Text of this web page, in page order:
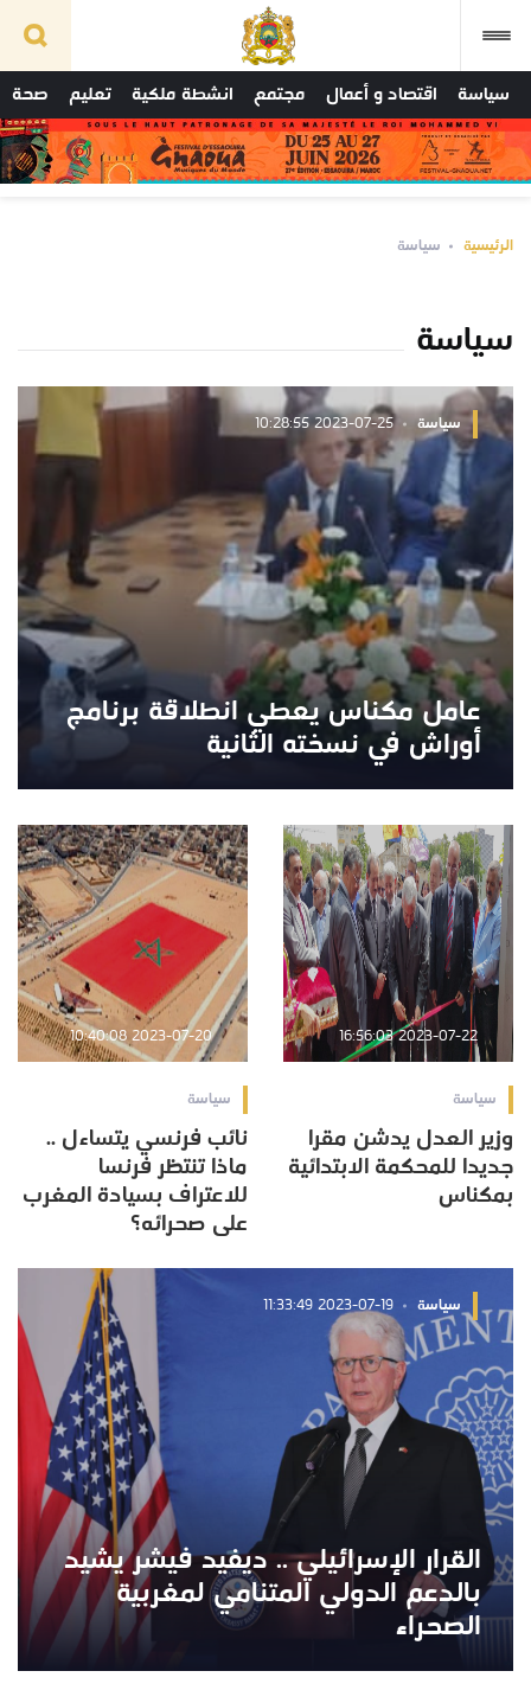
سياسة اقتصاد و أعمال مجتمع انشطة ملكية تعليم صحة
الرئيسية سياسة
سياسة
سياسة 2023-07-25 10:28:55
عامل مكناس يعطي انطلاقة برنامج
أوراش في نسخته الثانية
2023-07-22 16:56:03
سياسة
وزير العدل يدشن مقرا
جديدا للمحكمة الابتدائية
بمكناس
2023-07-20 10:40:08
سياسة
نائب فرنسي يتساءل ..
ماذا تنتظر فرنسا
للاعتراف بسيادة المغرب
على صحرائه؟
سياسة 2023-07-19 11:33:49
القرار الإسرائيلي .. ديفيد فيشر يشيد
بالدعم الدولي المتنامي لمغربية
الصحراء